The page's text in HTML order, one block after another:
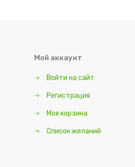
Мой аккаунт
Войти на сайт
Регистрация
Моя корзина
Список желаний